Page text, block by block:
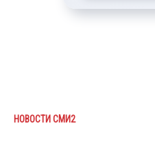
НОВОСТИ СМИ2